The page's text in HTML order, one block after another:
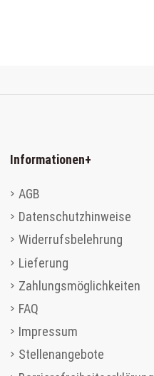
Informationen+
AGB
Datenschutzhinweise
Widerrufsbelehrung
Lieferung
Zahlungsmöglichkeiten
FAQ
Impressum
Stellenangebote